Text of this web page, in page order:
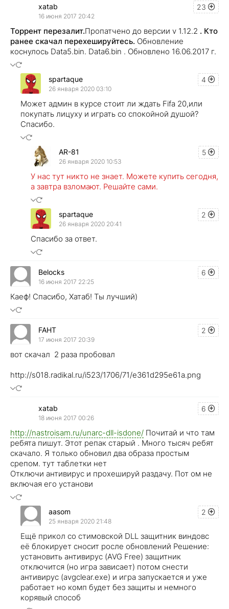
23
xatab
16 июня 2017 20:42
Торрент перезалит.Пропатчено до версии v 1.12.2 . Кто
ранее скачал перехешируйтесь. Обновление
коснулось Data5.bin. Data6.bin . Обновлено 16.06.2017 г.
4
spartaque
26 января 2020 03:10
Может админ в курсе стоит ли ждать Fifa 20,или
покупать лицуху и играть со спокойной душой?
Спасибо.
5
AR-81
26 января 2020 10:53
У нас тут никто не знает. Можете купить сегодня,
а завтра взломают. Решайте сами.
2
spartaque
26 января 2020 20:41
Спасибо за ответ.
6
Belocks
16 июня 2017 22:25
Каеф! Спасибо, Хатаб! Ты лучший)
2
FAHT
17 июня 2017 20:39
вот скачал 2 раза пробовал
http://s018.radikal.ru/i523/1706/71/e361d295e61a.png
6
xatab
18 июня 2017 00:26
http://nastroisam.ru/unarc-dll-isdone/ Почитай и что там
ребята пишут. Этот репак старый . Много тысяч ребят
скачало. Я только обновил два образа простым
срепом. тут таблетки нет
Отключи антивирус и прохешируй раздачу. Пот ом не
включая его установи
2
aasom
25 января 2020 21:48
Ещё прикол со стимовской DLL защитник виндовс
её блокирует сносит росле обновлений Решение:
установить антивирус (AVG Free) защитник
отключится (но игра зависает) потом снести
антивирус (avgclear.exe) и игра запускается и уже
работает но комп будет без защиты и немного
корявый способ